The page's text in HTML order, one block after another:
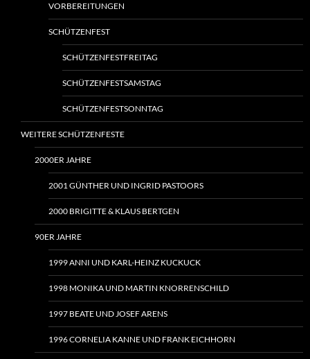
VORBEREITUNGEN
SCHÜTZENFEST
SCHÜTZENFESTFREITAG
SCHÜTZENFESTSAMSTAG
SCHÜTZENFESTSONNTAG
WEITERE SCHÜTZENFESTE
2000ER JAHRE
2001 GÜNTHER UND INGRID PASTOORS
2000 BRIGITTE & KLAUS BERTGEN
90ER JAHRE
1999 ANNI UND KARL-HEINZ KUCKUCK
1998 MONIKA UND MARTIN KNORRENSCHILD
1997 BEATE UND JOSEF ARENS
1996 CORNELIA KANNE UND FRANK EICHHORN